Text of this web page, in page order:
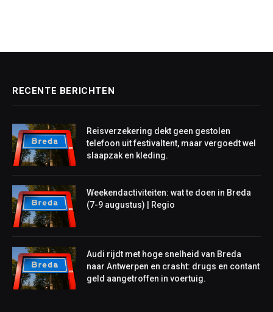
RECENTE BERICHTEN
Reisverzekering dekt geen gestolen
telefoon uit festivaltent, maar vergoedt wel
slaapzak en kleding.
Weekendactiviteiten: wat te doen in Breda
(7-9 augustus) | Regio
Audi rijdt met hoge snelheid van Breda
naar Antwerpen en crasht: drugs en contant
geld aangetroffen in voertuig.